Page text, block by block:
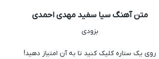
متن آهنگ سیا سفید مهدی احمدی
بزودی
روی یک ستاره کلیک کنید تا به آن امتیاز دهید!